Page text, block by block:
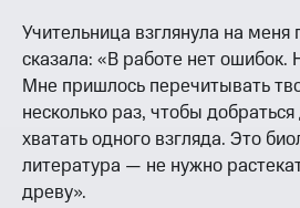
Учительница взглянула на меня
сказала: «В работе нет ошибок.
Мне пришлось перечитывать
несколько раз, чтобы
хватать одного взгляда. Это
литература — не нужно
древу».